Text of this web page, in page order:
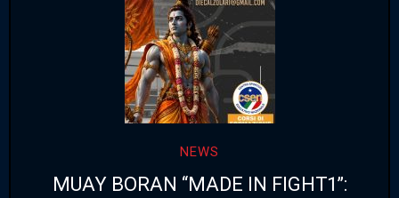
NEWS
MUAY BORAN “MADE IN FIGHT1”: